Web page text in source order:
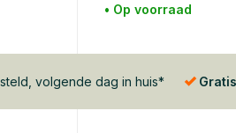
• Op voorraad
volgende dag in huis*